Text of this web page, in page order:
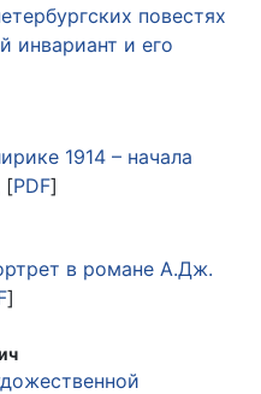
повестях
инвариант и его
1914 – начала
[PDF]
в романе А.Дж.
]